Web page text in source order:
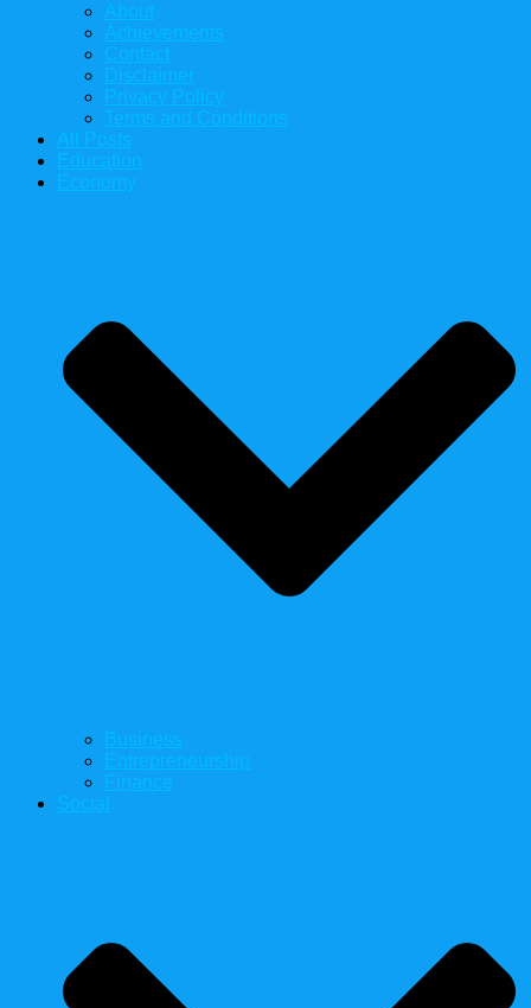
About
Achievements
Contact
Disclaimer
Privacy Policy
Terms and Conditions
All Posts
Education
Economy
Business
Entrepreneurship
Finance
Social